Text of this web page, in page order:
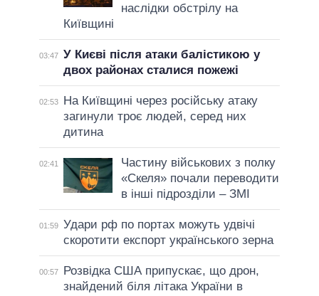
наслідки обстрілу на
Київщині
03:47 У Києві після атаки балістикою у
двох районах сталися пожежі
02:53
На Київщині через російську атаку
загинули троє людей, серед них
дитина
02:41
Частину військових з полку
«Скеля» почали переводити
в інші підрозділи – ЗМІ
01:59 Удари рф по портах можуть удвічі
скоротити експорт українського зерна
00:57
Розвідка США припускає, що дрон,
знайдений біля літака України в